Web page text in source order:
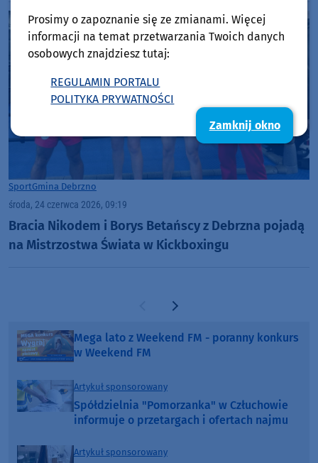
SportGmina Debrzno
środa, 24 czerwca 2026, 09:19
Bracia Nikodem i Borys Betańscy z Debrzna pojadą
na Mistrzostwa Świata w Kickboxingu
Poprzednia strona
Następna strona
Mega lato z Weekend FM - poranny konkurs
w Weekend FM
Artykuł sponsorowany
Spółdzielnia "Pomorzanka" w Człuchowie
informuje o przetargach i ofertach najmu
Artykuł sponsorowany
Prosimy o zapoznanie się ze zmianami. Więcej
informacji na temat przetwarzania Twoich danych
osobowych znajdziesz tutaj:
REGULAMIN PORTALU
POLITYKA PRYWATNOŚCI
Zamknij okno